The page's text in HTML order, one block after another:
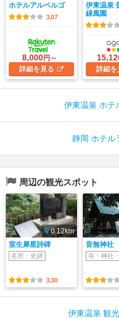
ホテルアルベルゴ
3.07
8,000円～
詳細を見る
伊東温泉
緑風園
詳細を
伊東温泉 ホテ
静岡 ホテル
周辺の観光スポット
0.12km
室生犀星詩碑
名所・史跡
3.30
音無神社
寺・神社
伊東温泉 観